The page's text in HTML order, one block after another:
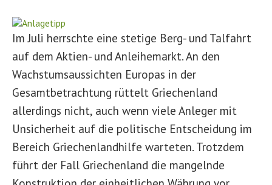
Im Juli herrschte eine stetige Berg- und Talfahrt
auf dem Aktien- und Anleihemarkt. An den
Wachstumsaussichten Europas in der
Gesamtbetrachtung rüttelt Griechenland
allerdings nicht, auch wenn viele Anleger mit
Unsicherheit auf die politische Entscheidung im
Bereich Griechenlandhilfe warteten. Trotzdem
führt der Fall Griechenland die mangelnde